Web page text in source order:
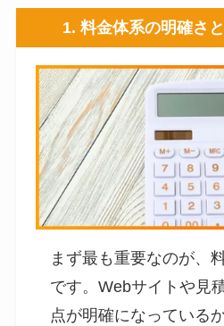
1. 料金体系の明確さ
まず最も重要なのが、
です。Webサイトや見
点が明確になっている